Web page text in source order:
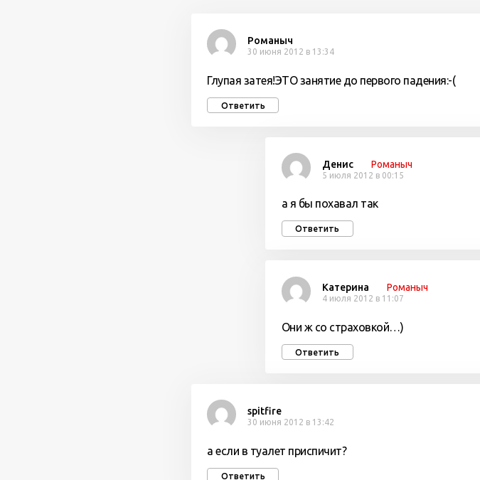
Романыч
30 июня 2012 в 13:34
Глупая затея!ЭТО занятие до первого падения:-(
Ответить
Денис Романыч
5 июля 2012 в 00:15
а я бы похавал так
Ответить
Катерина Романыч
4 июля 2012 в 11:07
Они ж со страховкой…)
Ответить
spitfire
30 июня 2012 в 13:42
а если в туалет приспичит?
Ответить